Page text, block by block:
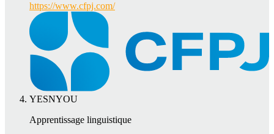
https://www.cfpj.com/
YESNYOU
Apprentissage linguistique